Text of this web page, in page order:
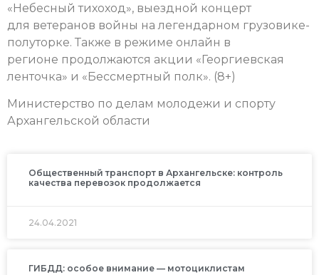
«Небесный тихоход», выездной концерт
для ветеранов войны на легендарном грузовике-
полуторке. Также в режиме онлайн в
регионе продолжаются акции «Георгиевская
ленточка» и «Бессмертный полк». (8+)
Министерство по делам молодежи и спорту
Архангельской области
Общественный транспорт в Архангельске: контроль
качества перевозок продолжается
24.04.2021
ГИБДД: особое внимание — мотоциклистам